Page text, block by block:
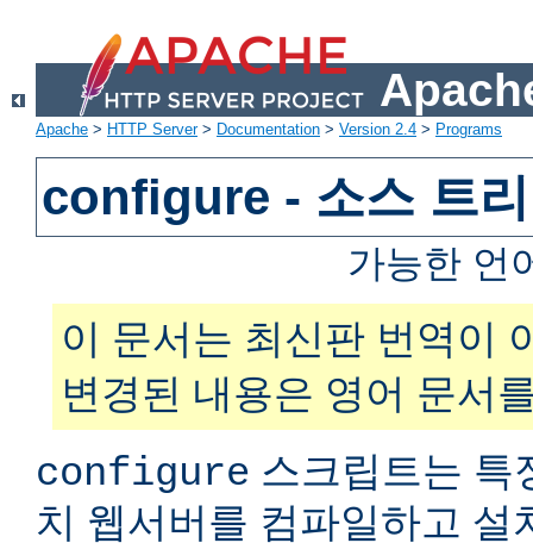
Apache > HTTP Server> Documentation > Version 2.4 > Programs
configure - 소스 트
가능한 언
이 문서는 최신판 번역이
변경된 내용은 영어 문서
configure 스크립트는 특
치 웹서버를 컴파일하고 설